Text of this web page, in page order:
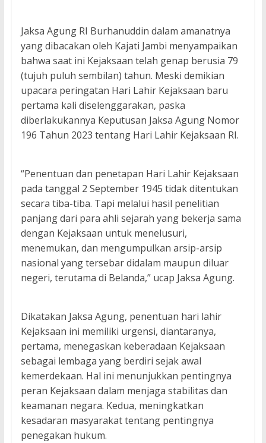
Jaksa Agung RI Burhanuddin dalam amanatnya
yang dibacakan oleh Kajati Jambi menyampaikan
bahwa saat ini Kejaksaan telah genap berusia 79
(tujuh puluh sembilan) tahun. Meski demikian
upacara peringatan Hari Lahir Kejaksaan baru
pertama kali diselenggarakan, paska
diberlakukannya Keputusan Jaksa Agung Nomor
196 Tahun 2023 tentang Hari Lahir Kejaksaan RI.
“Penentuan dan penetapan Hari Lahir Kejaksaan
pada tanggal 2 September 1945 tidak ditentukan
secara tiba-tiba. Tapi melalui hasil penelitian
panjang dari para ahli sejarah yang bekerja sama
dengan Kejaksaan untuk menelusuri,
menemukan, dan mengumpulkan arsip-arsip
nasional yang tersebar didalam maupun diluar
negeri, terutama di Belanda,” ucap Jaksa Agung.
Dikatakan Jaksa Agung, penentuan hari lahir
Kejaksaan ini memiliki urgensi, diantaranya,
pertama, menegaskan keberadaan Kejaksaan
sebagai lembaga yang berdiri sejak awal
kemerdekaan. Hal ini menunjukkan pentingnya
peran Kejaksaan dalam menjaga stabilitas dan
keamanan negara. Kedua, meningkatkan
kesadaran masyarakat tentang pentingnya
penegakan hukum.